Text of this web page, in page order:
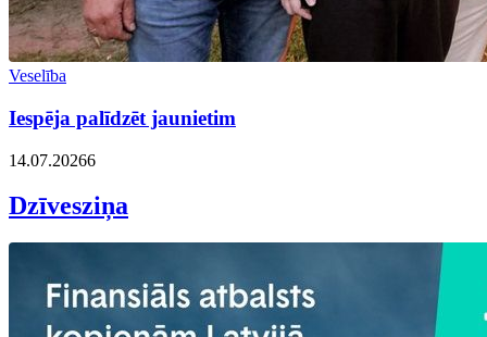
Veselība
Iespēja palīdzēt jaunietim
14.07.20266
Dzīvesziņa